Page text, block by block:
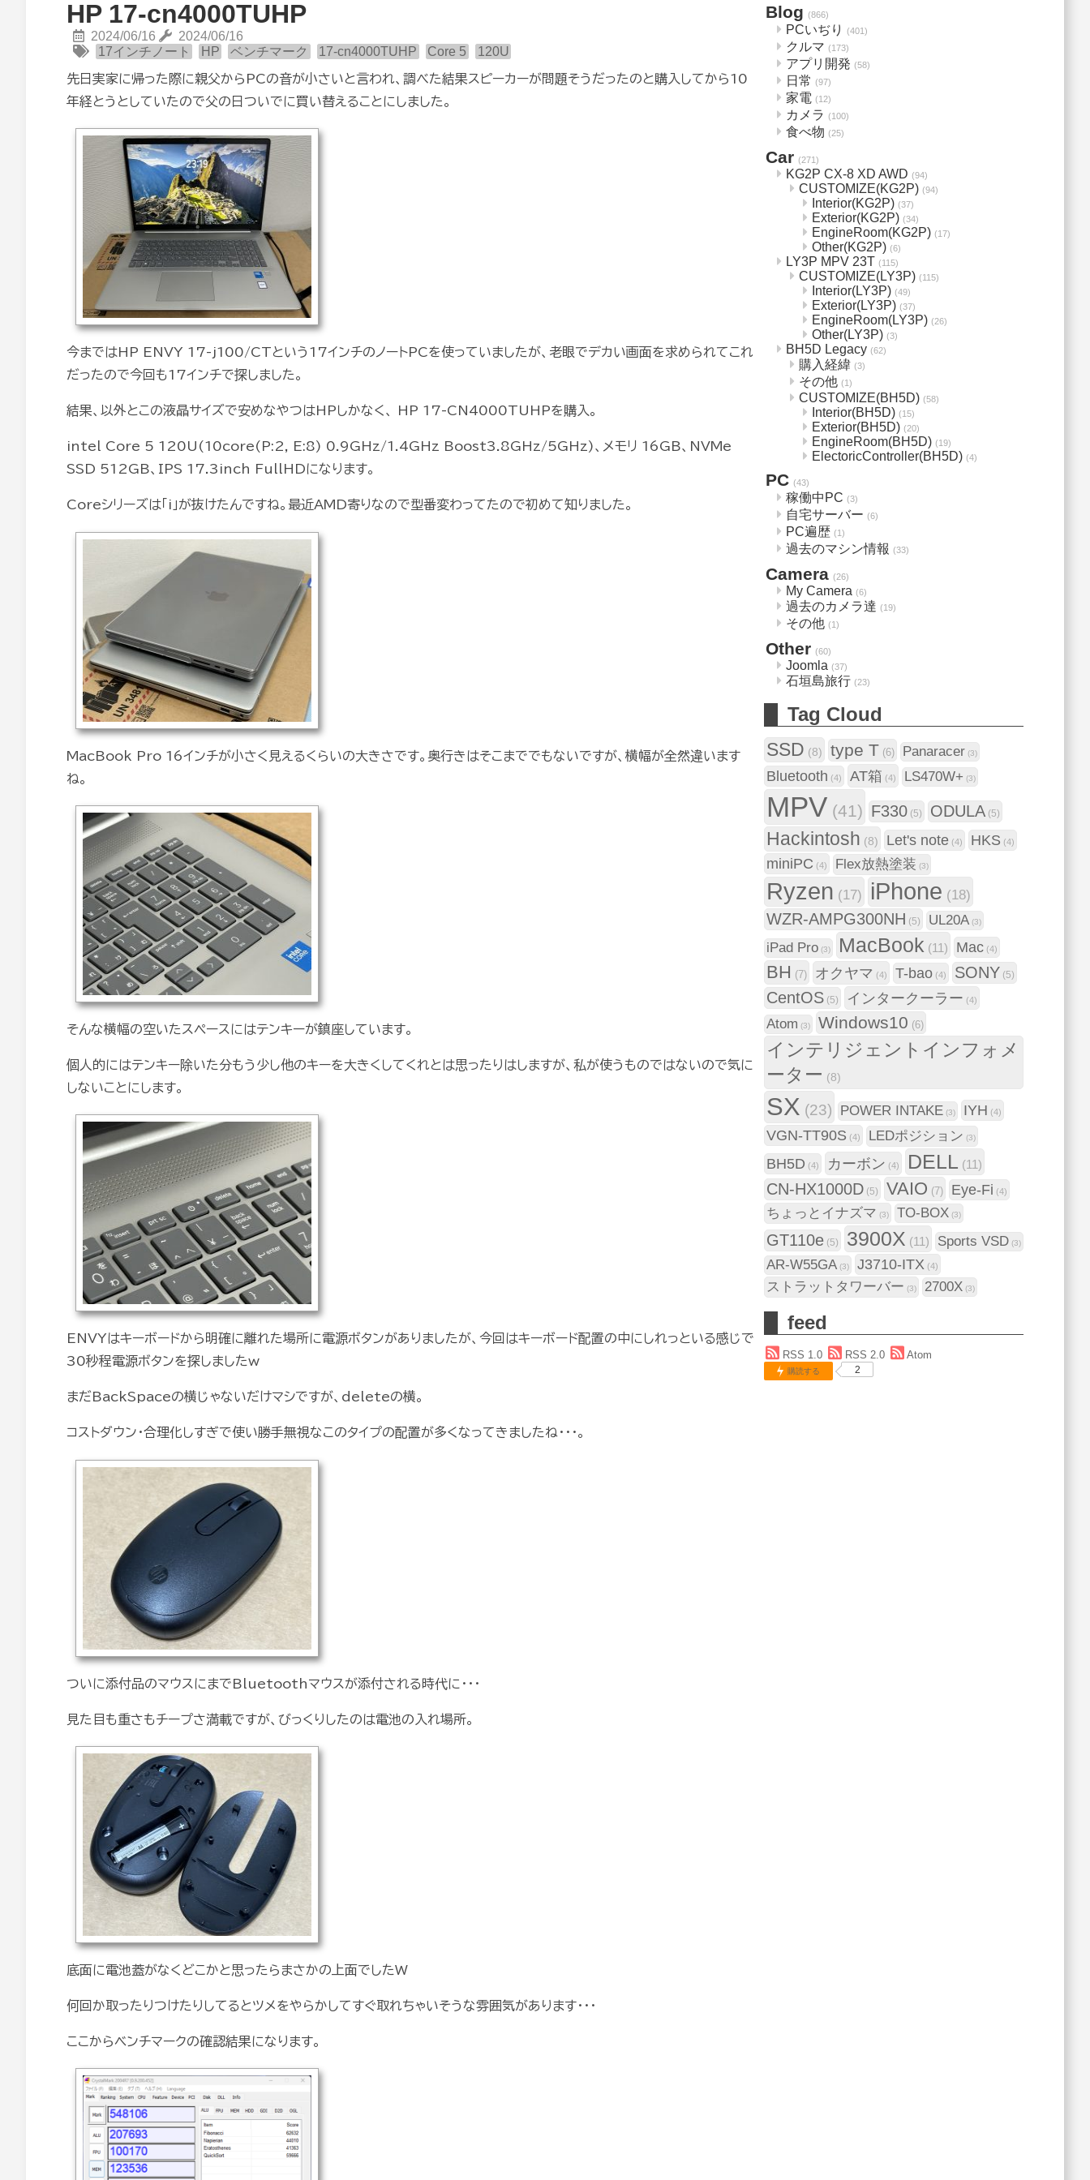
HP 17-cn4000TUHP
2024/06/16
2024/06/16
17インチノート
HP ベンチマーク 17-cn4000TUHP Core 5 120U
先日実家に帰った際に親父からPCの音が小さいと言われ、調べた結果スピーカーが問題そうだったのと購入してから10
年経とうとしていたので父の日ついでに買い替えることにしました。
今まではHP ENVY 17-j100/CTという17インチのノートPCを使っていましたが、老眼でデカい画面を求められてこれ
だったので今回も17インチで探しました。
結果、以外とこの液晶サイズで安めなやつはHPしかなく、 HP 17-CN4000TUHPを購入。
intel Core 5 120U(10core(P:2, E:8) 0.9GHz/1.4GHz Boost3.8GHz/5GHz)、メモリ 16GB、NVMe
SSD 512GB、IPS 17.3inch FullHDになります。
Coreシリーズは「i」が抜けたんですね。最近AMD寄りなので型番変わってたので初めて知りました。
MacBook Pro 16インチが小さく見えるくらいの大きさです。奥行きはそこまででもないですが、横幅が全然違います
ね。
そんな横幅の空いたスペースにはテンキーが鎮座しています。
個人的にはテンキー除いた分もう少し他のキーを大きくしてくれとは思ったりはしますが、私が使うものではないので気に
しないことにします。
ENVYはキーボードから明確に離れた場所に電源ボタンがありましたが、今回はキーボード配置の中にしれっといる感じで
30秒程電源ボタンを探しましたw
まだBackSpaceの横じゃないだけマシですが、deleteの横。
コストダウン・合理化しすぎで使い勝手無視なこのタイプの配置が多くなってきましたね・・・。
ついに添付品のマウスにまでBluetoothマウスが添付される時代に・・・
見た目も重さもチープさ満載ですが、びっくりしたのは電池の入れ場所。
底面に電池蓋がなくどこかと思ったらまさかの上面でしたW
何回か取ったりつけたりしてるとツメをやらかしてすぐ取れちゃいそうな雰囲気があります・・・
ここからベンチマークの確認結果になります。
Blog (866)
PCいぢり (401)
クルマ (173)
アプリ開発 (58)
日常 (97)
家電 (12)
カメラ (100)
食べ物 (25)
Car (271)
KG2P CX-8 XD AWD (94)
CUSTOMIZE(KG2P) (94)
Interior(KG2P) (37)
Exterior(KG2P) (34)
EngineRoom(KG2P) (17)
Other(KG2P) (6)
LY3P MPV 23T (115)
CUSTOMIZE(LY3P) (115)
Interior(LY3P) (49)
Exterior(LY3P) (37)
EngineRoom(LY3P) (26)
Other(LY3P) (3)
BH5D Legacy (62)
購入経緯 (3)
その他 (1)
CUSTOMIZE(BH5D) (58)
Interior(BH5D) (15)
Exterior(BH5D) (20)
EngineRoom(BH5D) (19)
ElectoricController(BH5D) (4)
PC (43)
稼働中PC (3)
自宅サーバー (6)
PC遍歴 (1)
過去のマシン情報 (33)
Camera (26)
My Camera (6)
過去のカメラ達 (19)
その他 (1)
Other (60)
Joomla (37)
石垣島旅行 (23)
Tag Cloud
SSD (8) type T (6) Panaracer (3)
Bluetooth (4) AT箱 (4) LS470W+ (3)
MPV (41) F330 (5) ODULA (5)
Hackintosh (8) Let's note (4) HKS (4)
miniPC (4) Flex放熱塗装 (3)
Ryzen (17) iPhone (18)
WZR-AMPG300NH (5) UL20A (3)
iPad Pro (3) MacBook (11) Mac (4)
BH (7) オクヤマ (4) T-bao (4) SONY (5)
CentOS (5) インタークーラー (4)
Atom (3) Windows10 (6)
インテリジェントインフォメ
ーター (8)
SX (23) POWER INTAKE (3) IYH (4)
VGN-TT90S (4) LEDポジション (3)
BH5D (4) カーボン (4) DELL (11)
CN-HX1000D (5) VAIO (7) Eye-Fi (4)
ちょっとイナズマ (3) TO-BOX (3)
GT110e (5) 3900X (11) Sports VSD (3)
AR-W55GA (3) J3710-ITX (4)
ストラットタワーバー (3) 2700X (3)
feed
RSS 1.0 RSS 2.0 Atom
購読する 2